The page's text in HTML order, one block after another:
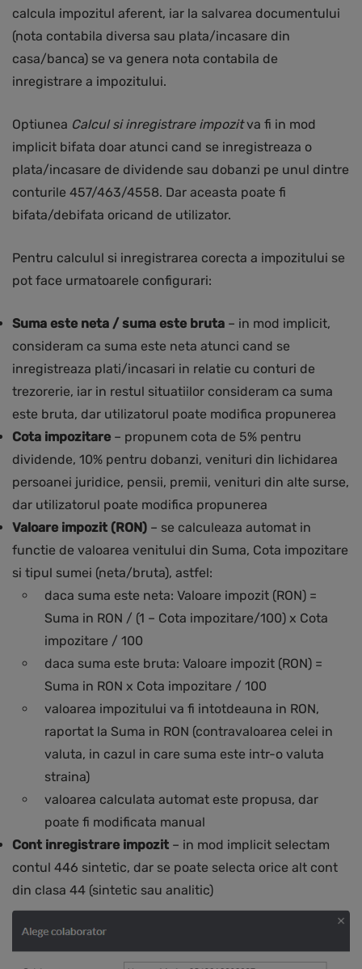
calcula impozitul aferent, iar la salvarea documentului
(nota contabila diversa sau plata/incasare din
casa/banca) se va genera nota contabila de
inregistrare a impozitului.
Optiunea Calcul si inregistrare impozitva fi in mod
implicit bifata doar atunci cand se inregistreaza o
plata/incasare de dividende sau dobanzi pe unul dintre
conturile 457/463/4558. Dar aceasta poate fi
bifata/debifata oricand de utilizator.
Pentru calculul si inregistrarea corecta a impozitului se
pot face urmatoarele configurari:
Suma este neta / suma este bruta – in mod implicit,
consideram ca suma este neta atunci cand se
inregistreaza plati/incasari in relatie cu conturi de
trezorerie, iar in restul situatiilor consideram ca suma
este bruta, dar utilizatorul poate modifica propunerea
Cota impozitare– propunem cota de 5% pentru
dividende, 10% pentru dobanzi, venituri din lichidarea
persoanei juridice, pensii, premii, venituri din alte surse,
dar utilizatorul poate modifica propunerea
Valoare impozit (RON) – se calculeaza automat in
functie de valoarea venitului din Suma, Cota impozitare
si tipul sumei (neta/bruta), astfel:
daca suma este neta: Valoare impozit (RON) =
Suma in RON / (1 – Cota impozitare/100) x Cota
impozitare / 100
daca suma este bruta: Valoare impozit (RON) =
Suma in RON x Cota impozitare / 100
valoarea impozitului va fi intotdeauna in RON,
raportat la Suma in RON (contravaloarea celei in
valuta, in cazul in care suma este intr-o valuta
straina)
valoarea calculata automat este propusa, dar
poate fi modificata manual
Cont inregistrare impozit – in mod implicit selectam
contul 446 sintetic, dar se poate selecta orice alt cont
din clasa 44 (sintetic sau analitic)